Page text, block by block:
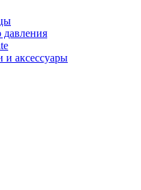
и аксессуары